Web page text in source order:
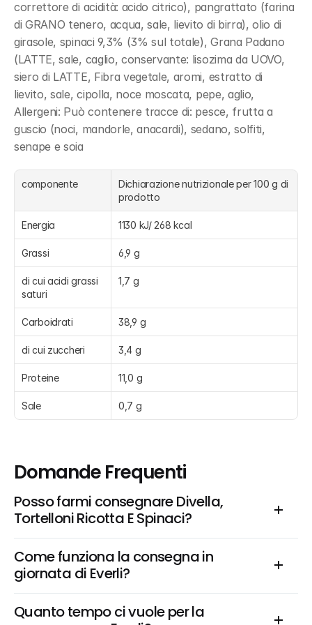
correttore di acidità: acido citrico), pangrattato (farina
di GRANO tenero, acqua, sale, lievito di birra), olio di
girasole, spinaci 9,3% (3% sul totale), Grana Padano
(LATTE, sale, caglio, conservante: lisozima da UOVO,
siero di LATTE, Fibra vegetale, aromi, estratto di
lievito, sale, cipolla, noce moscata, pepe, aglio,
Allergeni: Può contenere tracce di: pesce, frutta a
guscio (noci, mandorle, anacardi), sedano, solfiti,
senape e soia
componente
Dichiarazione nutrizionale per 100 g di
prodotto
Energia 1130 kJ/ 268 kcal
Grassi 6,9 g
di cui acidi grassi
saturi
1,7 g
Carboidrati 38,9 g
di cui zuccheri 3,4 g
Proteine 11,0 g
Sale 0,7 g
Domande Frequenti
Posso farmi consegnare Divella,
Tortelloni Ricotta E Spinaci?
Come funziona la consegna in
giornata di Everli?
Quanto tempo ci vuole per la